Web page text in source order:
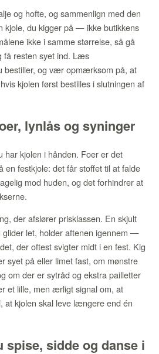
og hofte, og sammenlign med den
kjole, du kigger på — ikke butikkens
ikke i samme størrelse, så gå
få resten syet ind. Læs
bestiller, og vær opmærksom på, at
kjolen først bestilles i slutningen af
lynlås og syninger
har kjolen i hånden. Foer er det
en festkjole: det får stoffet til at falde
mod huden, og det forhindrer at
der afslører prisklassen. En skjult
glider let, holder aftenen igennem —
der oftest svigter midt i en fest. Kig
syet på eller limet fast, om mønstre
om der er sytråd og ekstra pailletter
et lille, men ærligt signal om, at
at kjolen skal leve længere end én
spise, sidde og danse i